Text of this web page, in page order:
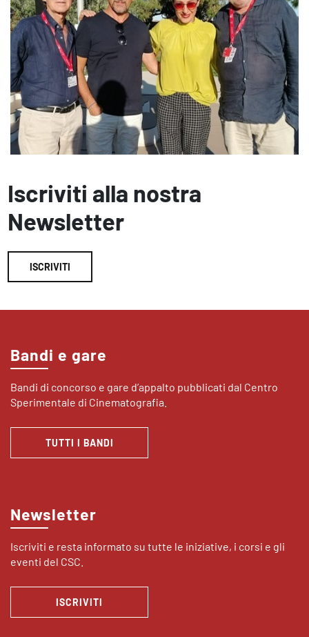
Iscriviti alla nostra
Newsletter
ISCRIVITI
Bandi e gare
Bandi di concorso e gare d’appalto pubblicati dal Centro
Sperimentale di Cinematografia.
TUTTI I BANDI
Newsletter
Iscriviti e resta informato su tutte le iniziative, i corsi e gli
eventi del CSC.
ISCRIVITI